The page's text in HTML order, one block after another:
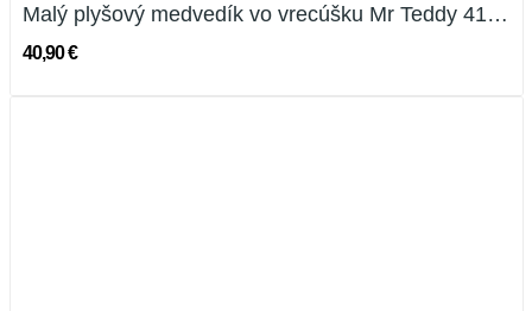
Malý plyšový medvedík vo vrecúšku Mr Teddy 41 cm
40,90 €